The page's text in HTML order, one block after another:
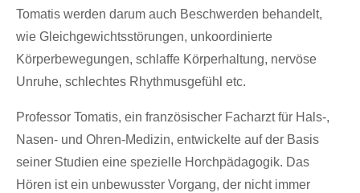
Tomatis werden darum auch Beschwerden behandelt,
wie Gleichgewichtsstörungen, unkoordinierte
Körperbewegungen, schlaffe Körperhaltung, nervöse
Unruhe, schlechtes Rhythmusgefühl etc.
Professor Tomatis, ein französischer Facharzt für Hals-,
Nasen- und Ohren-Medizin, entwickelte auf der Basis
seiner Studien eine spezielle Horchpädagogik. Das
Hören ist ein unbewusster Vorgang, der nicht immer